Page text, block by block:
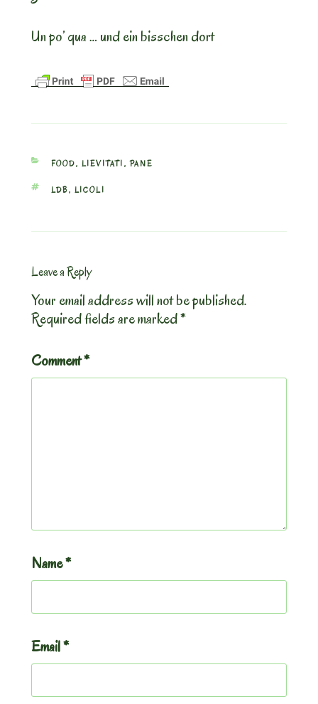
Un po’ qua … und ein bisschen dort
CATEGORIES
FOOD, LIEVITATI ,PANE
TAGS
LDB , LICOLI
Leave a Reply
Your email address will not be published.
Required fields are marked*
Comment*
Name*
Email*